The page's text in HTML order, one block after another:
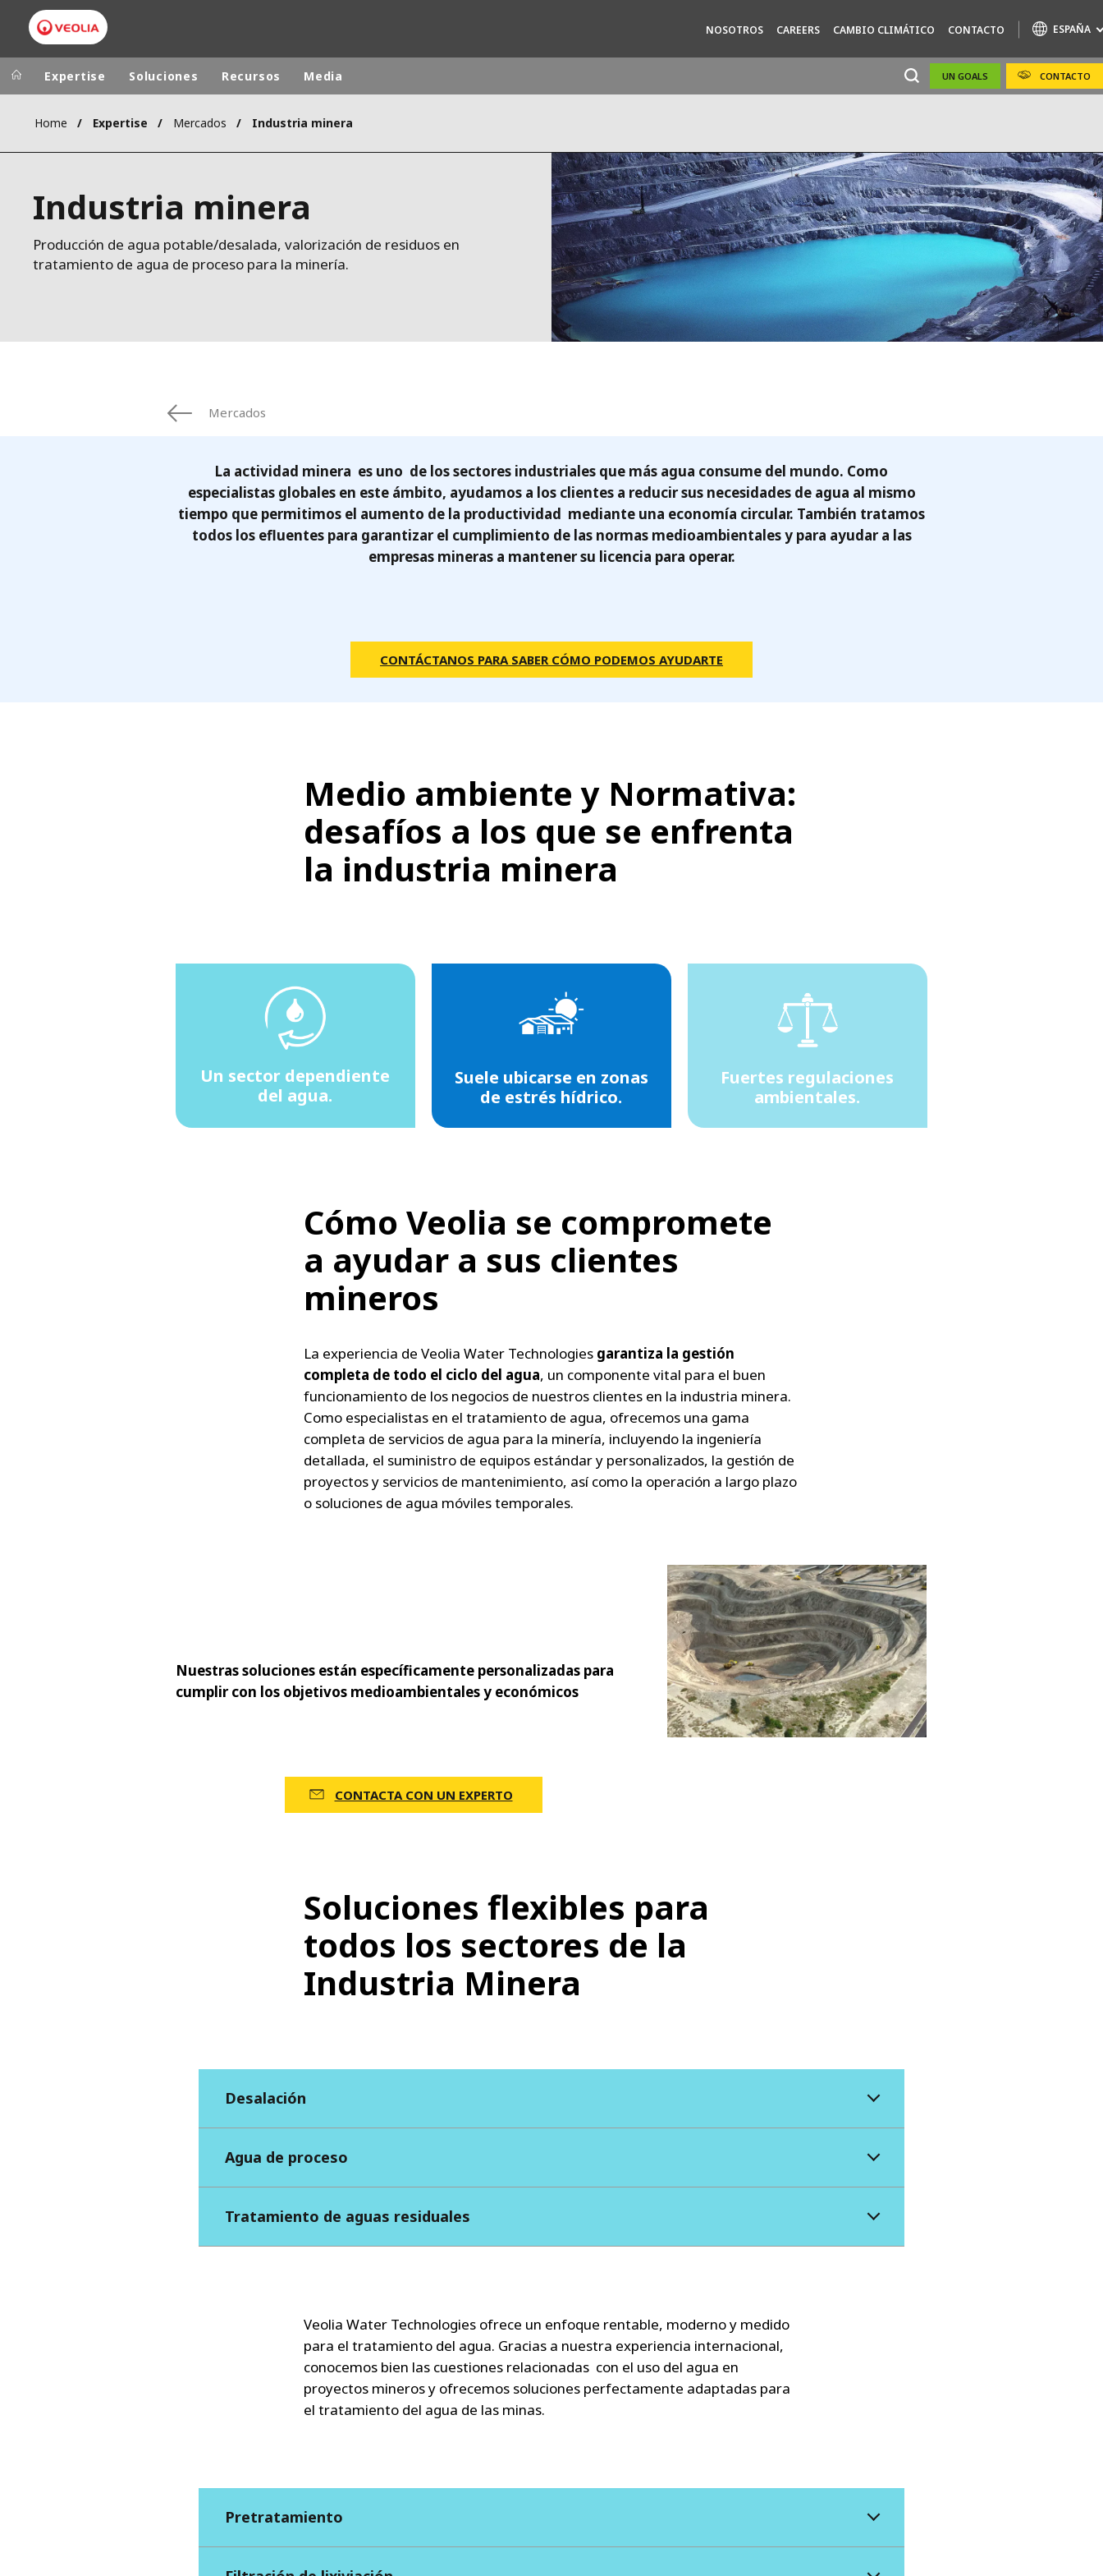
NOSOTROS CAREERS CAMBIO CLIMÁTICO CONTACTO ESPAÑA
Worldwide Regional sites
BELGIUM
CHINA
FINLAND
MIDDLE-EAST
NEDERLAND
NORGE
NORTH AMERICA
ANOXKALDNES
AQUAFLOW
BIOTHANE
ELGA
EVALED
ENTROPÎE
HYDROTECH
WESTGARTH
WHITTIER
Expertise Soluciones Recursos Media UN GOALS CONTACTO
Home Expertise Mercados Industria minera
Industria minera
Producción de agua potable/desalada, valorización de residuos en
tratamiento de agua de proceso para la minería.
Mercados
La actividad minera es uno de los sectores industriales que más agua consume del mundo. Como
especialistas globales en este ámbito, ayudamos a los clientes a reducir sus necesidades de agua al mismo
tiempo que permitimos el aumento de la productividad mediante una economía circular. También tratamos
todos los efluentes para garantizar el cumplimiento de las normas medioambientales y para ayudar a las
empresas mineras a mantener su licencia para operar.
CONTÁCTANOS PARA SABER CÓMO PODEMOS AYUDARTE
Medio ambiente y Normativa:
desafíos a los que se enfrenta
la industria minera
Un sector dependiente
del agua.
Suele ubicarse en zonas
de estrés hídrico.
Fuertes regulaciones
ambientales.
Cómo Veolia se compromete
a ayudar a sus clientes
mineros
La experiencia de Veolia Water Technologies garantiza la gestión
completa de todo el ciclo del agua, un componente vital para el buen
funcionamiento de los negocios de nuestros clientes en la industria minera.
Como especialistas en el tratamiento de agua, ofrecemos una gama
completa de servicios de agua para la minería, incluyendo la ingeniería
detallada, el suministro de equipos estándar y personalizados, la gestión de
proyectos y servicios de mantenimiento, así como la operación a largo plazo
o soluciones de agua móviles temporales.
Nuestras soluciones están específicamente personalizadas para
cumplir con los objetivos medioambientales y económicos
CONTACTA CON UN EXPERTO
Soluciones flexibles para
todos los sectores de la
Industria Minera
Desalación
Agua de proceso
Tratamiento de aguas residuales
Veolia Water Technologies ofrece un enfoque rentable, moderno y medido
para el tratamiento del agua. Gracias a nuestra experiencia internacional,
conocemos bien las cuestiones relacionadas con el uso del agua en
proyectos mineros y ofrecemos soluciones perfectamente adaptadas para
el tratamiento del agua de las minas.
Pretratamiento